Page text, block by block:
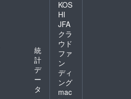
統
計
デ
ー
タ
KOS
HI
JFA
クラ
ウド
ファ
ン
ディ
ング
mac